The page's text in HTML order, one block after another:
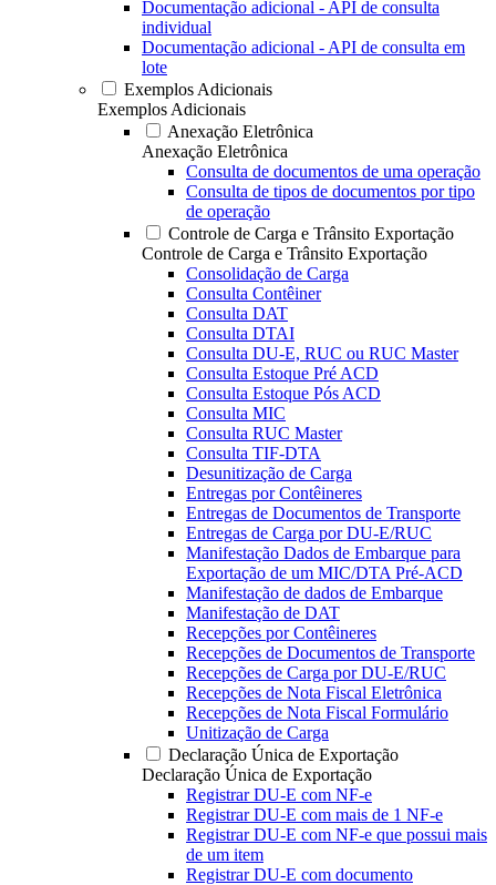
Documentação adicional - API de consulta
individual
Documentação adicional - API de consulta em
lote
Exemplos Adicionais
Exemplos Adicionais
Anexação Eletrônica
Anexação Eletrônica
Consulta de documentos de uma operação
Consulta de tipos de documentos por tipo
de operação
Controle de Carga e Trânsito Exportação
Controle de Carga e Trânsito Exportação
Consolidação de Carga
Consulta Contêiner
Consulta DAT
Consulta DTAI
Consulta DU-E, RUC ou RUC Master
Consulta Estoque Pré ACD
Consulta Estoque Pós ACD
Consulta MIC
Consulta RUC Master
Consulta TIF-DTA
Desunitização de Carga
Entregas por Contêineres
Entregas de Documentos de Transporte
Entregas de Carga por DU-E/RUC
Manifestação Dados de Embarque para
Exportação de um MIC/DTA Pré-ACD
Manifestação de dados de Embarque
Manifestação de DAT
Recepções por Contêineres
Recepções de Documentos de Transporte
Recepções de Carga por DU-E/RUC
Recepções de Nota Fiscal Eletrônica
Recepções de Nota Fiscal Formulário
Unitização de Carga
Declaração Única de Exportação
Declaração Única de Exportação
Registrar DU-E com NF-e
Registrar DU-E com mais de 1 NF-e
Registrar DU-E com NF-e que possui mais
de um item
Registrar DU-E com documento